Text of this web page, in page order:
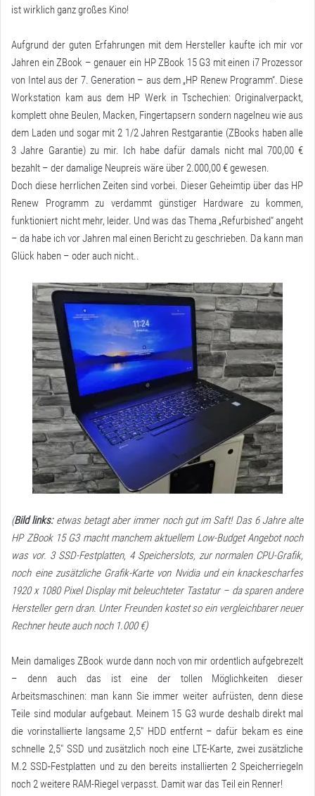
ist wirklich ganz großes Kino!
Aufgrund der guten Erfahrungen mit dem Hersteller kaufte ich mir vor
Jahren ein ZBook – genauer ein HP ZBook 15 G3 mit einen i7 Prozessor
von Intel aus der 7. Generation – aus dem „HP Renew Programm“. Diese
Workstation kam aus dem HP Werk in Tschechien: Originalverpackt,
komplett ohne Beulen, Macken, Fingertapsern sondern nagelneu wie aus
dem Laden und sogar mit 2 1/2 Jahren Restgarantie (ZBooks haben alle
3 Jahre Garantie) zu mir. Ich habe dafür damals nicht mal 700,00 €
bezahlt – der damalige Neupreis wäre über 2.000,00 € gewesen.
Doch diese herrlichen Zeiten sind vorbei. Dieser Geheimtip über das HP
Renew Programm zu verdammt günstiger Hardware zu kommen,
funktioniert nicht mehr, leider. Und was das Thema „Refurbished“ angeht
– da habe ich vor Jahren mal einen Bericht zu geschrieben. Da kann man
Glück haben – oder auch nicht..
(Bild links:etwas betagt aber immer noch gut im Saft! Das 6 Jahre alte
HP ZBook 15 G3 macht manchem aktuellem Low-Budget Angebot noch
was vor. 3 SSD-Festplatten, 4 Speicherslots, zur normalen CPU-Grafik,
noch eine zusätzliche Grafik-Karte von Nvidia und ein knackescharfes
1920 x 1080 Pixel Display mit beleuchteter Tastatur – da sparen andere
Hersteller gern dran. Unter Freunden kostet so ein vergleichbarer neuer
Rechner heute auch noch 1.000 €)
Mein damaliges ZBook wurde dann noch von mir ordentlich aufgebrezelt
– denn auch das ist eine der tollen Möglichkeiten dieser
Arbeitsmaschinen: man kann Sie immer weiter aufrüsten, denn diese
Teile sind modular aufgebaut. Meinem 15 G3 wurde deshalb direkt mal
die vorinstallierte langsame 2,5″ HDD entfernt – dafür bekam es eine
schnelle 2,5″ SSD und zusätzlich noch eine LTE-Karte, zwei zusätzliche
M.2 SSD-Festplatten und zu den bereits installierten 2 Speicherriegeln
noch 2 weitere RAM-Riegel verpasst. Damit war das Teil ein Renner!